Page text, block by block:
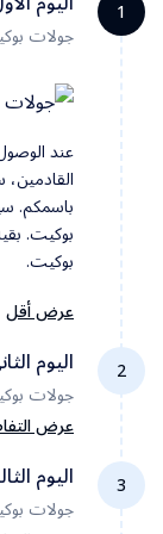
1
جولات
عند
باسمكم.
بوكيت.
بوكيت.
عرض أقل
2 اليوم
جولات
بعد تناول
عرض
3 اليوم
جولات